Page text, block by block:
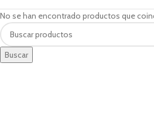
No se han encontrado productos que
Buscar